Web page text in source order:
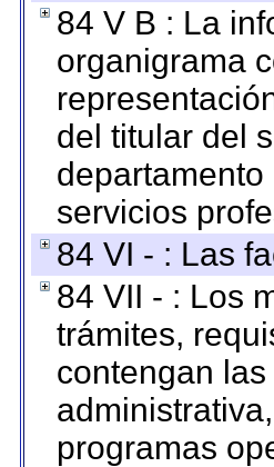
84 V B : La
organigrama
del titular del
servicios
84 VI - : Las
84 VII - : Los
trámites,
contengan
programas